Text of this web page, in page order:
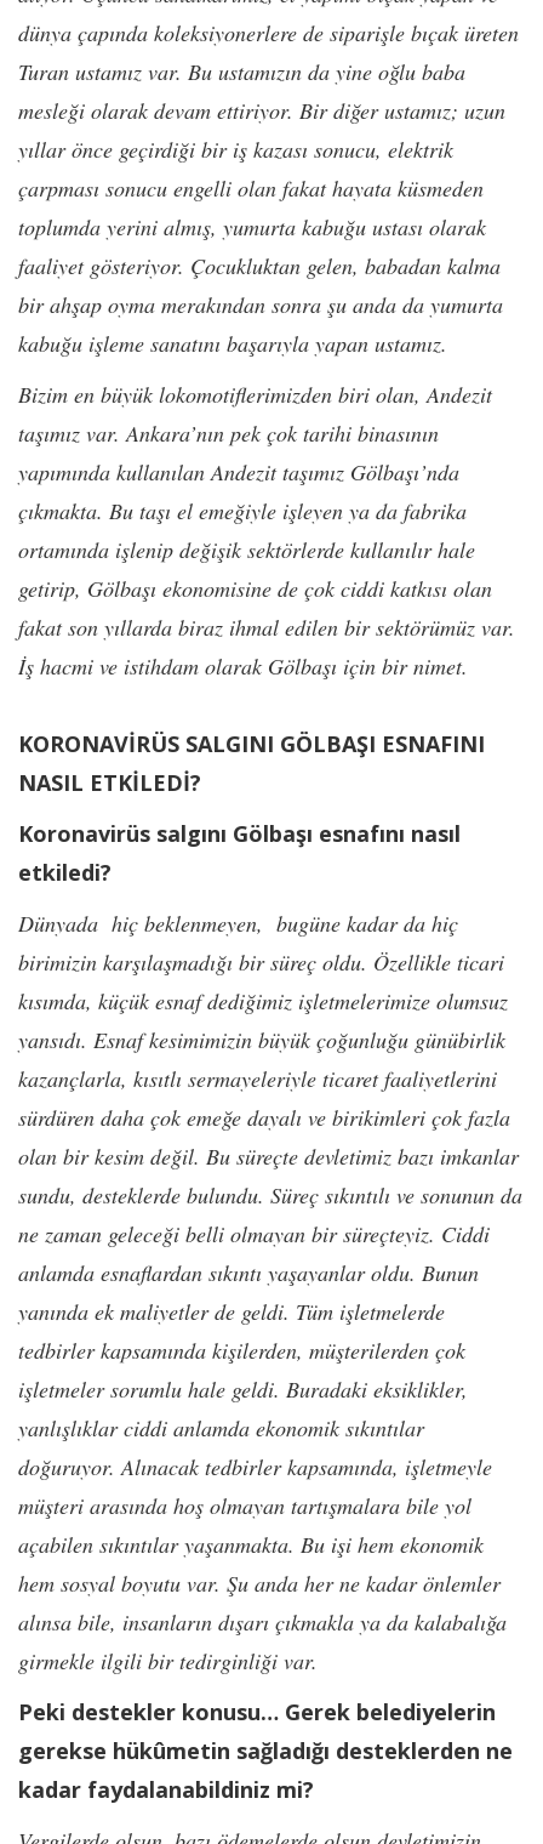
dünya çapında koleksiyonerlere de siparişle bıçak üreten
Turan ustamız var. Bu ustamızın da yine oğlu baba
mesleği olarak devam ettiriyor. Bir diğer ustamız; uzun
yıllar önce geçirdiği bir iş kazası sonucu, elektrik
çarpması sonucu engelli olan fakat hayata küsmeden
toplumda yerini almış, yumurta kabuğu ustası olarak
faaliyet gösteriyor. Çocukluktan gelen, babadan kalma
bir ahşap oyma merakından sonra şu anda da yumurta
kabuğu işleme sanatını başarıyla yapan ustamız.
Bizim en büyük lokomotiflerimizden biri olan, Andezit
taşımız var. Ankara’nın pek çok tarihi binasının
yapımında kullanılan Andezit taşımız Gölbaşı’nda
çıkmakta. Bu taşı el emeğiyle işleyen ya da fabrika
ortamında işlenip değişik sektörlerde kullanılır hale
getirip, Gölbaşı ekonomisine de çok ciddi katkısı olan
fakat son yıllarda biraz ihmal edilen bir sektörümüz var.
İş hacmi ve istihdam olarak Gölbaşı için bir nimet.
KORONAVİRÜS SALGINI GÖLBAŞI ESNAFINI
NASIL ETKİLEDİ?
Koronavirüs salgını Gölbaşı esnafını nasıl
etkiledi?
Dünyada hiç beklenmeyen, bugüne kadar da hiç
birimizin karşılaşmadığı bir süreç oldu. Özellikle ticari
kısımda, küçük esnaf dediğimiz işletmelerimize olumsuz
yansıdı. Esnaf kesimimizin büyük çoğunluğu günübirlik
kazançlarla, kısıtlı sermayeleriyle ticaret faaliyetlerini
sürdüren daha çok emeğe dayalı ve birikimleri çok fazla
olan bir kesim değil. Bu süreçte devletimiz bazı imkanlar
sundu, desteklerde bulundu. Süreç sıkıntılı ve sonunun da
ne zaman geleceği belli olmayan bir süreçteyiz. Ciddi
anlamda esnaflardan sıkıntı yaşayanlar oldu. Bunun
yanında ek maliyetler de geldi. Tüm işletmelerde
tedbirler kapsamında kişilerden, müşterilerden çok
işletmeler sorumlu hale geldi. Buradaki eksiklikler,
yanlışlıklar ciddi anlamda ekonomik sıkıntılar
doğuruyor. Alınacak tedbirler kapsamında, işletmeyle
müşteri arasında hoş olmayan tartışmalara bile yol
açabilen sıkıntılar yaşanmakta. Bu işi hem ekonomik
hem sosyal boyutu var. Şu anda her ne kadar önlemler
alınsa bile, insanların dışarı çıkmakla ya da kalabalığa
girmekle ilgili bir tedirginliği var.
Peki destekler konusu… Gerek belediyelerin
gerekse hükûmetin sağladığı desteklerden ne
kadar faydalanabildiniz mi?